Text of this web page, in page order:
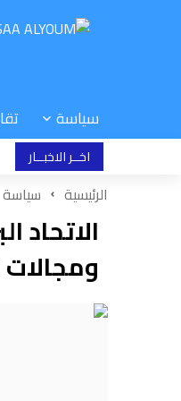
سياسة
اخــر الاخبــار
الرئيسية سياسة
الاتحاد